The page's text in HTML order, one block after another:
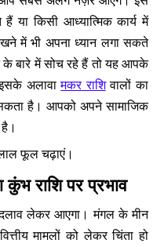
या किसी आध्यात्मिक कार्य में
में भी अपना ध्यान लगा सकते
बारे में सोच रहे हैं तो यह आपके
अलावामकर राशिवालों का
है। आपको अपने सामाजिक
फूल चढ़ाएं।
राशि पर प्रभाव
लेकर आएगा। मंगल के मीन
मामलों को लेकर चिंता हो